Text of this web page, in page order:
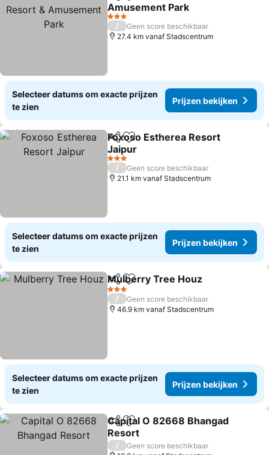
Amusement Park
Prijzen bekijken
3 Sterren
/
Geen score beschikbaar
27.4 km vanaf Stadscentrum
Selecteer datums om exacte prijzen
te zien
Prijzen bekijken
DelenToevoegen aan favorieten
Foxoso Estherea Resort
Jaipur
Prijzen bekijken
3 Sterren
/
Geen score beschikbaar
21.1 km vanaf Stadscentrum
Selecteer datums om exacte prijzen
te zien
Prijzen bekijken
DelenToevoegen aan favorieten
Mulberry Tree Houz
3 Sterren
/
Geen score beschikbaar
46.9 km vanaf Stadscentrum
Selecteer datums om exacte prijzen
te zien
Prijzen bekijken
DelenToevoegen aan favorieten
Capital O 82668 Bhangad
Resort
Prijzen bekijken
/
Geen score beschikbaar